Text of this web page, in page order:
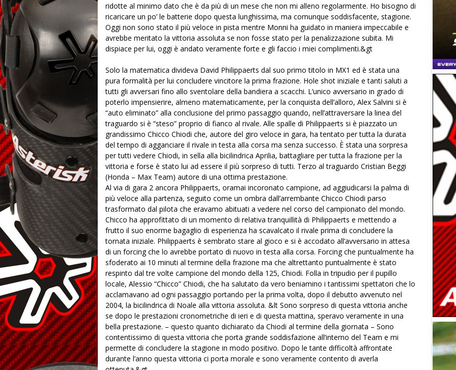
ridotte al minimo dato che è da più di un mese che non mi alleno regolarmente. Ho bisogno di
ricaricare un po’ le batterie dopo questa lunghissima, ma comunque soddisfacente, stagione.
Oggi non sono stato il più veloce in pista mentre Monni ha guidato in maniera impeccabile e
avrebbe meritato la vittoria assoluta se non fosse stato per la penalizzazione subita. Mi
dispiace per lui, oggi è andato veramente forte e gli faccio i miei complimenti.&gt
Solo la matematica divideva David Philippaerts dal suo primo titolo in MX1 ed è stata una
pura formalità per lui concludere vincitore la prima frazione. Hole shot iniziale e tanti saluti a
tutti gli avversari fino allo sventolare della bandiera a scacchi. L’unico avversario in grado di
poterlo impensierire, almeno matematicamente, per la conquista dell’alloro, Alex Salvini si è
“auto eliminato” alla conclusione del primo passaggio quando, nell’attraversare la linea del
traguardo si è “steso” proprio di fianco al rivale. Alle spalle di Philippaerts si è piazzato un
grandissimo Chicco Chiodi che, autore del giro veloce in gara, ha tentato per tutta la durata
del tempo di agganciare il rivale in testa alla corsa ma senza successo. È stata una sorpresa
per tutti vedere Chiodi, in sella alla bicilindrica Aprilia, battagliare per tutta la frazione per la
vittoria e forse è stato lui ad essere il più sorpreso di tutti. Terzo al traguardo Cristian Beggi
(Honda – Max Team) autore di una ottima prestazione.
Al via di gara 2 ancora Philippaerts, oramai incoronato campione, ad aggiudicarsi la palma di
più veloce alla partenza, seguito come un ombra dall’arrembante Chicco Chiodi parso
trasformato dal pilota che eravamo abituati a vedere nel corso del campionato del mondo.
Chicco ha approfittato di un momento di relativa tranquillità di Philippaerts e mettendo a
frutto il suo enorme bagaglio di esperienza ha scavalcato il rivale prima di concludere la
tornata iniziale. Philippaerts è sembrato stare al gioco e si è accodato all’avversario in attesa
di un forcing che lo avrebbe portato di nuovo in testa alla corsa. Forcing che puntualmente ha
sfoderato ai 10 minuti al termine della frazione ma che altrettanto puntualmente è stato
respinto dal tre volte campione del mondo della 125, Chiodi. Folla in tripudio per il pupillo
locale, Alessio “Chicco” Chiodi, che ha salutato da vero beniamino i tantissimi spettatori che lo
acclamavano ad ogni passaggio portando per la prima volta, dopo il debutto avvenuto nel
2004, la bicilindrica di Noale alla vittoria assoluta. &lt Sono sorpreso di questa vittoria anche
se dopo le prestazioni cronometriche di ieri e di questa mattina, speravo veramente in una
bella prestazione. – questo quanto dichiarato da Chiodi al termine della giornata – Sono
contentissimo di questa vittoria che porta grande soddisfazione all’interno del Team e mi
permette di concludere la stagione in modo positivo. Dopo le tante difficoltà affrontate
durante l’anno questa vittoria ci porta morale e sono veramente contento di averla